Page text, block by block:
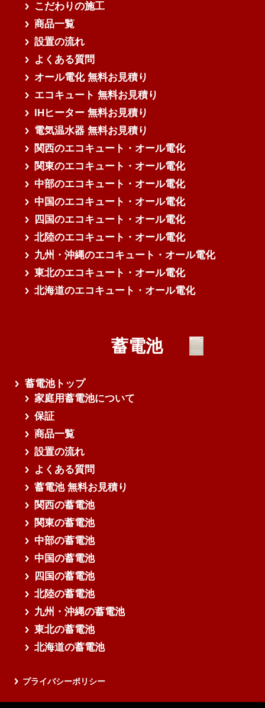
こだわりの施工
商品一覧
設置の流れ
よくある質問
オール電化 無料お見積り
エコキュート 無料お見積り
IHヒーター 無料お見積り
電気温水器 無料お見積り
関西のエコキュート・オール電化
関東のエコキュート・オール電化
中部のエコキュート・オール電化
中国のエコキュート・オール電化
四国のエコキュート・オール電化
北陸のエコキュート・オール電化
九州・沖縄のエコキュート・オール電化
東北のエコキュート・オール電化
北海道のエコキュート・オール電化
蓄電池
蓄電池トップ
家庭用蓄電池について
保証
商品一覧
設置の流れ
よくある質問
蓄電池 無料お見積り
関西の蓄電池
関東の蓄電池
中部の蓄電池
中国の蓄電池
四国の蓄電池
北陸の蓄電池
九州・沖縄の蓄電池
東北の蓄電池
北海道の蓄電池
プライバシーポリシー